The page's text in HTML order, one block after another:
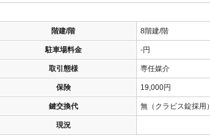
階建/階 8階建/階
駐車場料金 -円
取引態様 専任媒介
保険 19,000円
鍵交換代 無（クラビス錠採用）
現況